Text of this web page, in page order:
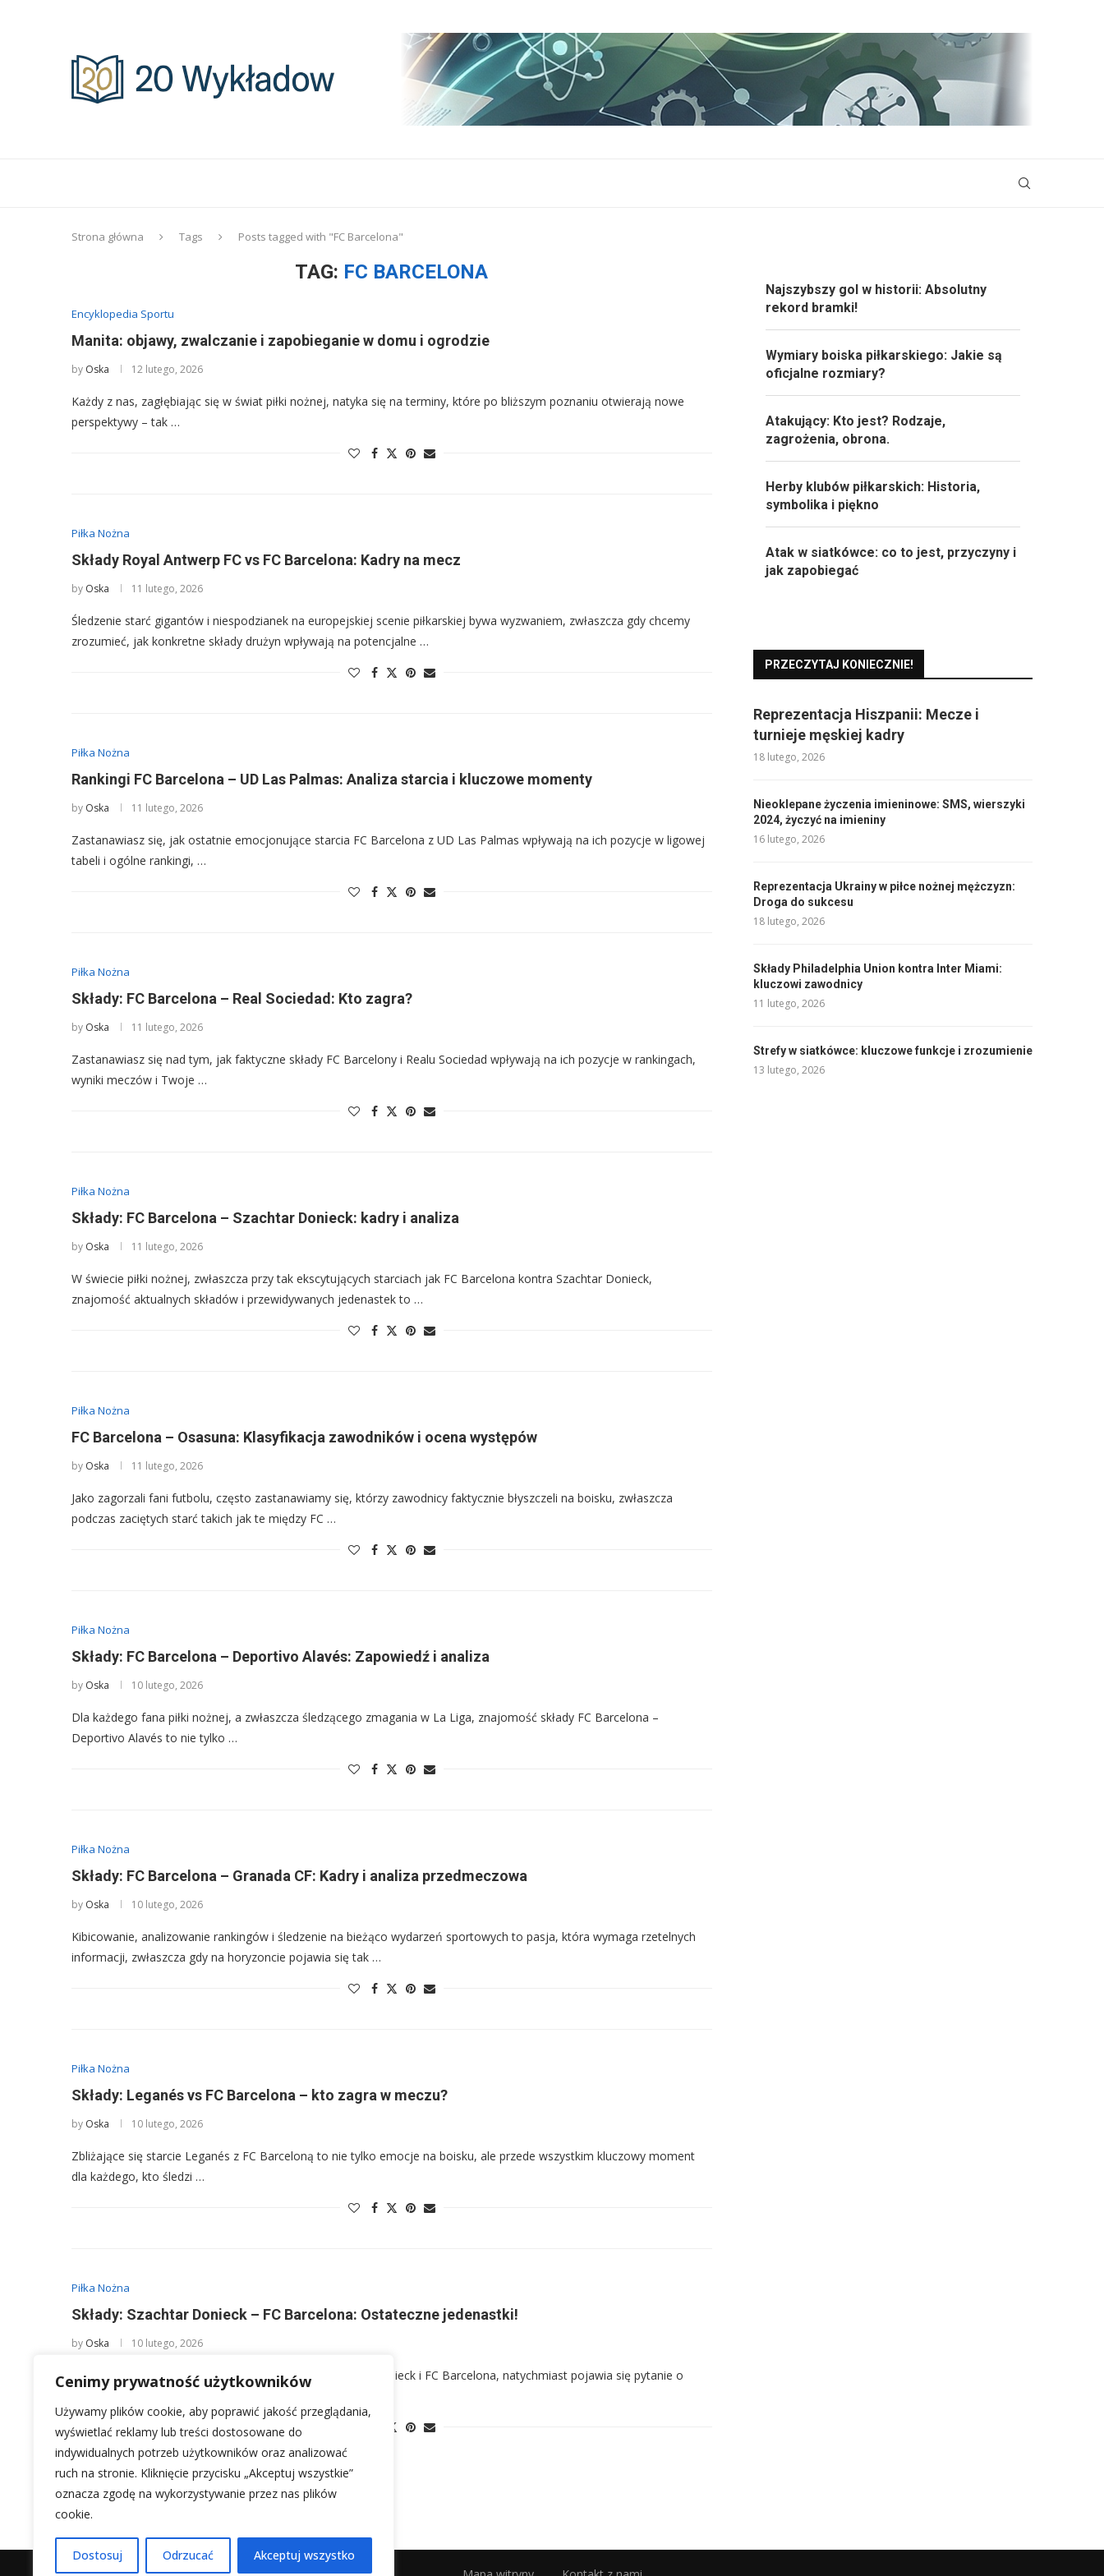
Cenimy prywatność użytkowników
Używamy plików cookie, aby poprawić jakość przeglądania,
wyświetlać reklamy lub treści dostosowane do
indywidualnych potrzeb użytkowników oraz analizować
ruch na stronie. Kliknięcie przycisku „Akceptuj wszystkie”
oznacza zgodę na wykorzystywanie przez nas plików
cookie.
Dostosuj Odrzucać Akceptuj wszystko
Strona główna Tags Posts tagged with "FC Barcelona"
TAG: FC BARCELONA
Encyklopedia Sportu
Manita: objawy, zwalczanie i zapobieganie w domu i ogrodzie
by Oska 12 lutego, 2026
Każdy z nas, zagłębiając się w świat piłki nożnej, natyka się na terminy, które po bliższym poznaniu otwierają nowe
perspektywy – tak …
Piłka Nożna
Składy Royal Antwerp FC vs FC Barcelona: Kadry na mecz
by Oska 11 lutego, 2026
Śledzenie starć gigantów i niespodzianek na europejskiej scenie piłkarskiej bywa wyzwaniem, zwłaszcza gdy chcemy
zrozumieć, jak konkretne składy drużyn wpływają na potencjalne …
Piłka Nożna
Rankingi FC Barcelona – UD Las Palmas: Analiza starcia i kluczowe momenty
by Oska 11 lutego, 2026
Zastanawiasz się, jak ostatnie emocjonujące starcia FC Barcelona z UD Las Palmas wpływają na ich pozycje w ligowej
tabeli i ogólne rankingi, …
Piłka Nożna
Składy: FC Barcelona – Real Sociedad: Kto zagra?
by Oska 11 lutego, 2026
Zastanawiasz się nad tym, jak faktyczne składy FC Barcelony i Realu Sociedad wpływają na ich pozycje w rankingach,
wyniki meczów i Twoje …
Piłka Nożna
Składy: FC Barcelona – Szachtar Donieck: kadry i analiza
by Oska 11 lutego, 2026
W świecie piłki nożnej, zwłaszcza przy tak ekscytujących starciach jak FC Barcelona kontra Szachtar Donieck,
znajomość aktualnych składów i przewidywanych jedenastek to …
Piłka Nożna
FC Barcelona – Osasuna: Klasyfikacja zawodników i ocena występów
by Oska 11 lutego, 2026
Jako zagorzali fani futbolu, często zastanawiamy się, którzy zawodnicy faktycznie błyszczeli na boisku, zwłaszcza
podczas zaciętych starć takich jak te między FC …
Piłka Nożna
Składy: FC Barcelona – Deportivo Alavés: Zapowiedź i analiza
by Oska 10 lutego, 2026
Dla każdego fana piłki nożnej, a zwłaszcza śledzącego zmagania w La Liga, znajomość składy FC Barcelona –
Deportivo Alavés to nie tylko …
Piłka Nożna
Składy: FC Barcelona – Granada CF: Kadry i analiza przedmeczowa
by Oska 10 lutego, 2026
Kibicowanie, analizowanie rankingów i śledzenie na bieżąco wydarzeń sportowych to pasja, która wymaga rzetelnych
informacji, zwłaszcza gdy na horyzoncie pojawia się tak …
Piłka Nożna
Składy: Leganés vs FC Barcelona – kto zagra w meczu?
by Oska 10 lutego, 2026
Zbliżające się starcie Leganés z FC Barceloną to nie tylko emocje na boisku, ale przede wszystkim kluczowy moment
dla każdego, kto śledzi …
Piłka Nożna
Składy: Szachtar Donieck – FC Barcelona: Ostateczne jedenastki!
by Oska 10 lutego, 2026
Kiedy mowa o starciu tak uznanych klubów jak Szachtar Donieck i FC Barcelona, natychmiast pojawia się pytanie o
składy – to one …
1 2
Najszybszy gol w historii: Absolutny
rekord bramki!
Wymiary boiska piłkarskiego: Jakie są
oficjalne rozmiary?
Atakujący: Kto jest? Rodzaje,
zagrożenia, obrona.
Herby klubów piłkarskich: Historia,
symbolika i piękno
Atak w siatkówce: co to jest, przyczyny i
jak zapobiegać
PRZECZYTAJ KONIECZNIE!
Reprezentacja Hiszpanii: Mecze i
turnieje męskiej kadry
18 lutego, 2026
Nieoklepane życzenia imieninowe: SMS, wierszyki
2024, życzyć na imieniny
16 lutego, 2026
Reprezentacja Ukrainy w piłce nożnej mężczyzn:
Droga do sukcesu
18 lutego, 2026
Składy Philadelphia Union kontra Inter Miami:
kluczowi zawodnicy
11 lutego, 2026
Strefy w siatkówce: kluczowe funkcje i zrozumienie
13 lutego, 2026